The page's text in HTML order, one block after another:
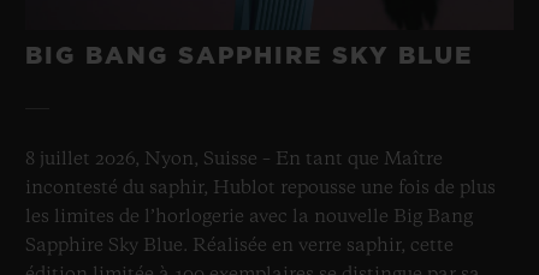
BIG BANG SAPPHIRE SKY BLUE
8 juillet 2026, Nyon, Suisse – En tant que Maître
incontesté du saphir, Hublot repousse une fois de plus
les limites de l’horlogerie avec la nouvelle Big Bang
Sapphire Sky Blue. Réalisée en verre saphir, cette